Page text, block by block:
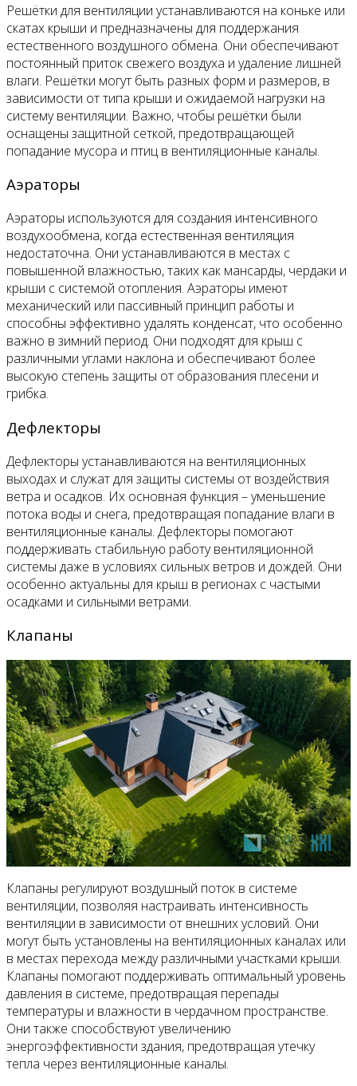
Решётки для вентиляции устанавливаются на коньке или
скатах крыши и предназначены для поддержания
естественного воздушного обмена. Они обеспечивают
постоянный приток свежего воздуха и удаление лишней
влаги. Решётки могут быть разных форм и размеров, в
зависимости от типа крыши и ожидаемой нагрузки на
систему вентиляции. Важно, чтобы решётки были
оснащены защитной сеткой, предотвращающей
попадание мусора и птиц в вентиляционные каналы.
Аэраторы
Аэраторы используются для создания интенсивного
воздухообмена, когда естественная вентиляция
недостаточна. Они устанавливаются в местах с
повышенной влажностью, таких как мансарды, чердаки и
крыши с системой отопления. Аэраторы имеют
механический или пассивный принцип работы и
способны эффективно удалять конденсат, что особенно
важно в зимний период. Они подходят для крыш с
различными углами наклона и обеспечивают более
высокую степень защиты от образования плесени и
грибка.
Дефлекторы
Дефлекторы устанавливаются на вентиляционных
выходах и служат для защиты системы от воздействия
ветра и осадков. Их основная функция – уменьшение
потока воды и снега, предотвращая попадание влаги в
вентиляционные каналы. Дефлекторы помогают
поддерживать стабильную работу вентиляционной
системы даже в условиях сильных ветров и дождей. Они
особенно актуальны для крыш в регионах с частыми
осадками и сильными ветрами.
Клапаны
Клапаны регулируют воздушный поток в системе
вентиляции, позволяя настраивать интенсивность
вентиляции в зависимости от внешних условий. Они
могут быть установлены на вентиляционных каналах или
в местах перехода между различными участками крыши.
Клапаны помогают поддерживать оптимальный уровень
давления в системе, предотвращая перепады
температуры и влажности в чердачном пространстве.
Они также способствуют увеличению
энергоэффективности здания, предотвращая утечку
тепла через вентиляционные каналы.